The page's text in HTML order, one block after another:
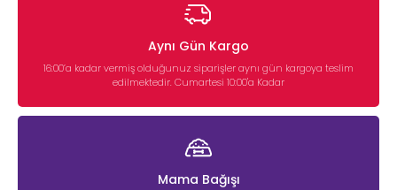
Aynı Gün Kargo
16:00’a kadar vermiş olduğunuz siparişler aynı gün kargoya teslim
edilmektedir. Cumartesi 10:00'a Kadar
Mama Bağışı